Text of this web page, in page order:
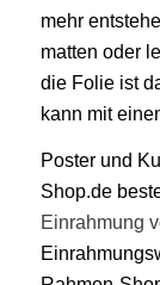
mehr
matten oder
die Folie ist
kann mit
Poster und
Shop.de
Einrahmung